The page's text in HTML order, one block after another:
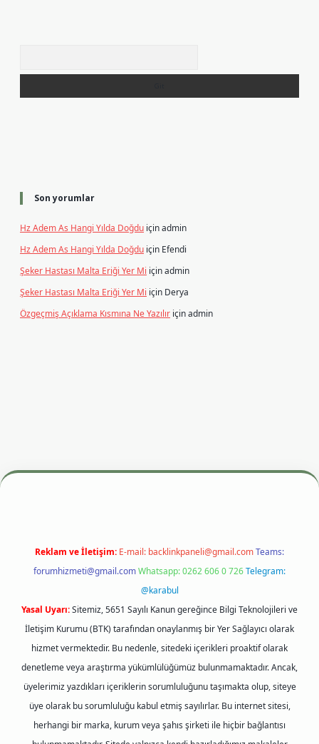
Son yorumlar
Hz Adem As Hangi Yılda Doğdu içinadmin
Hz Adem As Hangi Yılda Doğdu için Efendi
Şeker Hastası Malta Eriği Yer Mi içinadmin
Şeker Hastası Malta Eriği Yer Mi için Derya
Özgeçmiş Açıklama Kısmına Ne Yazılır içinadmin
betexper.xyzm elexbet
Reklam ve İletişim: E-mail: backlinkpaneli@gmail.comTeams:
forumhizmeti@gmail.comWhatsapp: 0262 606 0 726Telegram:
@karabul
Yasal Uyarı:Sitemiz, 5651 Sayılı Kanun gereğince Bilgi Teknolojileri ve
İletişim Kurumu (BTK) tarafından onaylanmış bir Yer Sağlayıcı olarak
hizmet vermektedir. Bu nedenle, sitedeki içerikleri proaktif olarak
denetleme veya araştırma yükümlülüğümüz bulunmamaktadır. Ancak,
üyelerimiz yazdıkları içeriklerin sorumluluğunu taşımakta olup, siteye
üye olarak bu sorumluluğu kabul etmiş sayılırlar. Bu internet sitesi,
herhangi bir marka, kurum veya şahıs şirketi ile hiçbir bağlantısı